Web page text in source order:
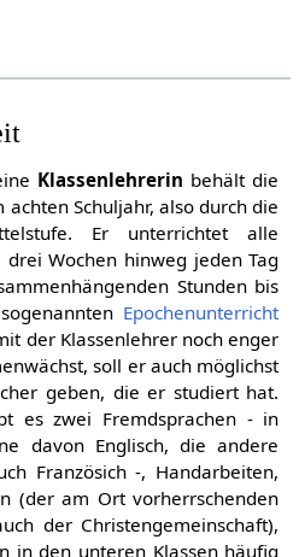
Klassenlehrerin behält die
achten Schuljahr, also durch die
Er unterrichtet alle
Wochen hinweg jeden Tag
Stunden bis
Epochenunterricht
der Klassenlehrer noch enger
soll er auch möglichst
geben, die er studiert hat.
es zwei Fremdsprachen - in
davon Englisch, die andere
Französich -, Handarbeiten,
(der am Ort vorherrschenden
der Christengemeinschaft),
in den unteren Klassen häufig